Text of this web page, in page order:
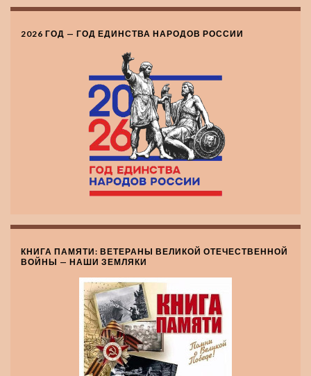
2026 ГОД — ГОД ЕДИНСТВА НАРОДОВ РОССИИ
КНИГА ПАМЯТИ: ВЕТЕРАНЫ ВЕЛИКОЙ ОТЕЧЕСТВЕННОЙ
ВОЙНЫ — НАШИ ЗЕМЛЯКИ